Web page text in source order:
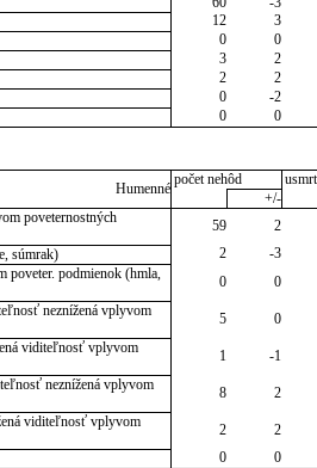
12
3
0
0
3
2
2
2
0
-2
0 0
Humenné
počet nehôd
+/-
poveternostných
59
2
súmrak)
2
-3
poveter. podmienok (hmla,
0
0
neznížená vplyvom
5
0
viditeľnosť vplyvom
1
-1
neznížená vplyvom
8
2
viditeľnosť vplyvom
2
2
0 0